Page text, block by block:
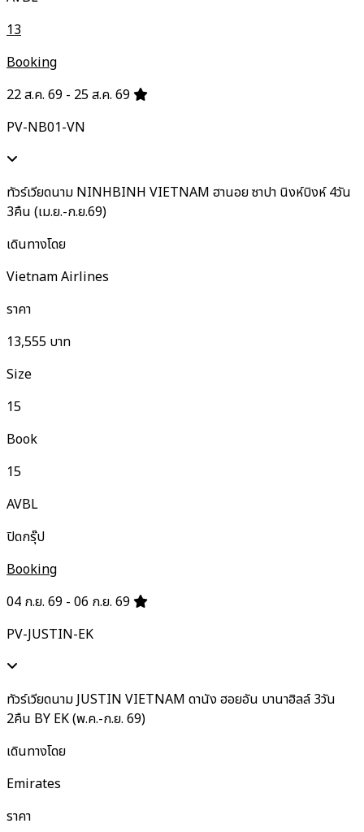
13
Booking
22 ส.ค. 69 - 25 ส.ค. 69
PV-NB01-VN
ทัวร์เวียดนาม NINHBINH VIETNAM ฮานอย ซาปา นิงห์บิงห์ 4วัน
3คืน (เม.ย.-ก.ย.69)
เดินทางโดย
Vietnam Airlines
ราคา
13,555 บาท
Size
15
Book
15
AVBL
ปิดกรุ๊ป
Booking
04 ก.ย. 69 - 06 ก.ย. 69
PV-JUSTIN-EK
ทัวร์เวียดนาม JUSTIN VIETNAM ดานัง ฮอยอัน บานาฮิลล์ 3วัน
2คืน BY EK (พ.ค.-ก.ย. 69)
เดินทางโดย
Emirates
ราคา